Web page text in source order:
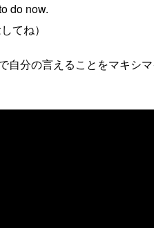
do now.
てね）
自分の言えることをマキシ